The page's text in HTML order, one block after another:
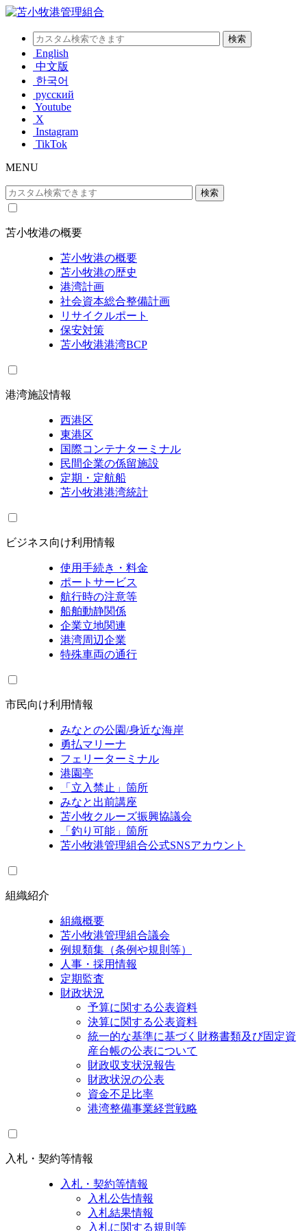
English
中文版
한국어
русский
Youtube
X
Instagram
TikTok
MENU
苫小牧港の概要
苫小牧港の概要
苫小牧港の歴史
港湾計画
社会資本総合整備計画
リサイクルポート
保安対策
苫小牧港港湾BCP
港湾施設情報
西港区
東港区
国際コンテナターミナル
民間企業の係留施設
定期・定航船
苫小牧港港湾統計
ビジネス向け利用情報
使用手続き・料金
ポートサービス
航行時の注意等
船舶動静関係
企業立地関連
港湾周辺企業
特殊車両の通行
市民向け利用情報
みなとの公園/身近な海岸
勇払マリーナ
フェリーターミナル
港園亭
「立入禁止」箇所
みなと出前講座
苫小牧クルーズ振興協議会
「釣り可能」箇所
苫小牧港管理組合公式SNSアカウント
組織紹介
組織概要
苫小牧港管理組合議会
例規類集（条例や規則等）
人事・採用情報
定期監査
財政状況
予算に関する公表資料
決算に関する公表資料
統一的な基準に基づく財務書類及び固定資
産台帳の公表について
財政収支状況報告
財政状況の公表
資金不足比率
港湾整備事業経営戦略
入札・契約等情報
入札・契約等情報
入札公告情報
入札結果情報
入札に関する規則等